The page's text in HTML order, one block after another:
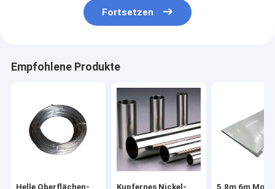
Fortsetzen
Empfohlene Produkte
Helle Oberflächen- Kupfernes Nickel- 5.8m 6m